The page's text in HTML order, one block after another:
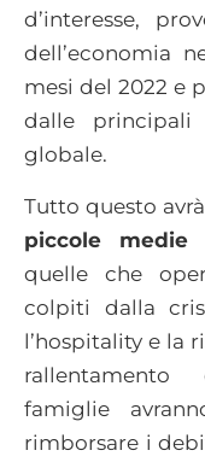
d’interesse,
dell’economia
mesi del 2022 e
dalle
globale.
Tutto questo
piccole medie
quelle che
colpiti dalla
l’hospitality e la
rallentamento
famiglie
rimborsare i